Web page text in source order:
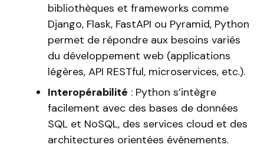
bibliothèques et frameworks comme
Django, Flask, FastAPI ou Pyramid, Python
permet de répondre aux besoins variés
du développement web (applications
légères, API RESTful, microservices, etc.).
Interopérabilité : Python s’intègre
facilement avec des bases de données
SQL et NoSQL, des services cloud et des
architectures orientées événements.